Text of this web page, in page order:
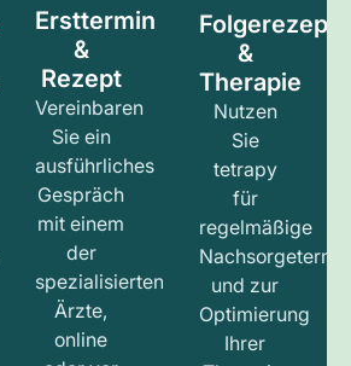
Ersttermin
&
Rezept
Vereinbaren
Sie ein
ausführliches
Gespräch
mit einem
der
spezialisierten
Ärzte,
online
Folgerezept
&
Therapie
Nutzen
Sie
tetrapy
für
regelmäßige
und zur
Optimierung
Ihrer